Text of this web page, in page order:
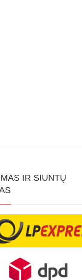
IR SIUNTŲ